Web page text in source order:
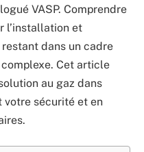
VASP. Comprendre
l’installation et
dans un cadre
Cet article
au gaz dans
votre sécurité et en